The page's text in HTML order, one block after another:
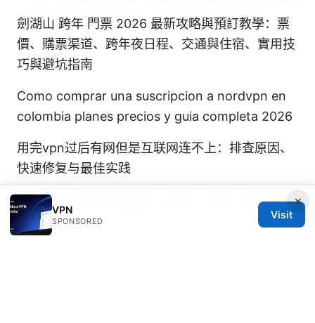
劍湖山 跨年 門票 2026 最新攻略與預訂教學：票
價、購票渠道、跨年夜日程、交通與住宿、實用技
巧與避坑指南
Como comprar una suscripcion a nordvpn en
colombia planes precios y guia completa 2026
用完vpn过后有网但是互联网连不上：排查原因、
快速修复与最佳实践
六尺巷vpn官网完整指南：选择、评测、设置与实
操
×
VPN
SPONSORED
Visit